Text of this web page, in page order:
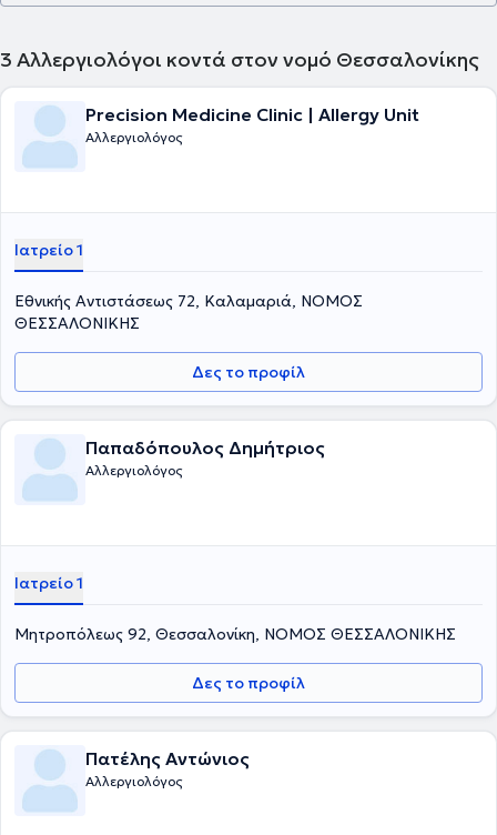
3 Αλλεργιολόγοι κοντά στον νομό Θεσσαλονίκης
Precision Medicine Clinic | Allergy Unit
Αλλεργιολόγος
Ιατρείο 1
Εθνικής Αντιστάσεως 72, Καλαμαριά, ΝΟΜΟΣ
ΘΕΣΣΑΛΟΝΙΚΗΣ
Δες το προφίλ
Παπαδόπουλος Δημήτριος
Αλλεργιολόγος
Ιατρείο 1
Μητροπόλεως 92, Θεσσαλονίκη, ΝΟΜΟΣ ΘΕΣΣΑΛΟΝΙΚΗΣ
Δες το προφίλ
Πατέλης Αντώνιος
Αλλεργιολόγος